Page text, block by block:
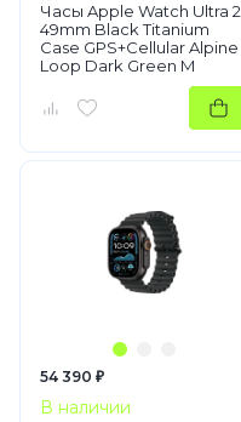
Часы Apple Watch Ultra 2
49mm Black Titanium
Case GPS+Cellular Alpine
Loop Dark Green M
54 390 ₽
В наличии